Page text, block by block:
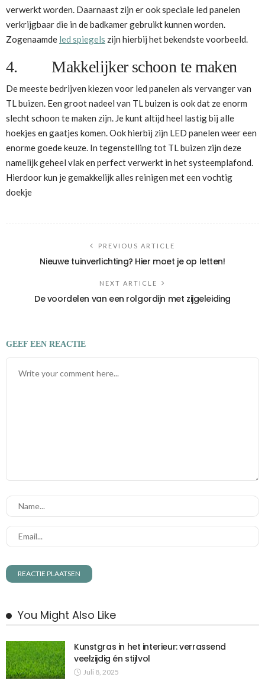
verwerkt worden. Daarnaast zijn er ook speciale led panelen
verkrijgbaar die in de badkamer gebruikt kunnen worden.
Zogenaamde led spiegels zijn hierbij het bekendste voorbeeld.
4. Makkelijker schoon te maken
De meeste bedrijven kiezen voor led panelen als vervanger van
TL buizen. Een groot nadeel van TL buizen is ook dat ze enorm
slecht schoon te maken zijn. Je kunt altijd heel lastig bij alle
hoekjes en gaatjes komen. Ook hierbij zijn LED panelen weer een
enorme goede keuze. In tegenstelling tot TL buizen zijn deze
namelijk geheel vlak en perfect verwerkt in het systeemplafond.
Hierdoor kun je gemakkelijk alles reinigen met een vochtig
doekje
PREVIOUS ARTICLE
Nieuwe tuinverlichting? Hier moet je op letten!
NEXT ARTICLE
De voordelen van een rolgordijn met zijgeleiding
GEEF EEN REACTIE
You Might Also Like
Kunstgras in het interieur: verrassend
veelzijdig én stijlvol
Juli 8, 2025